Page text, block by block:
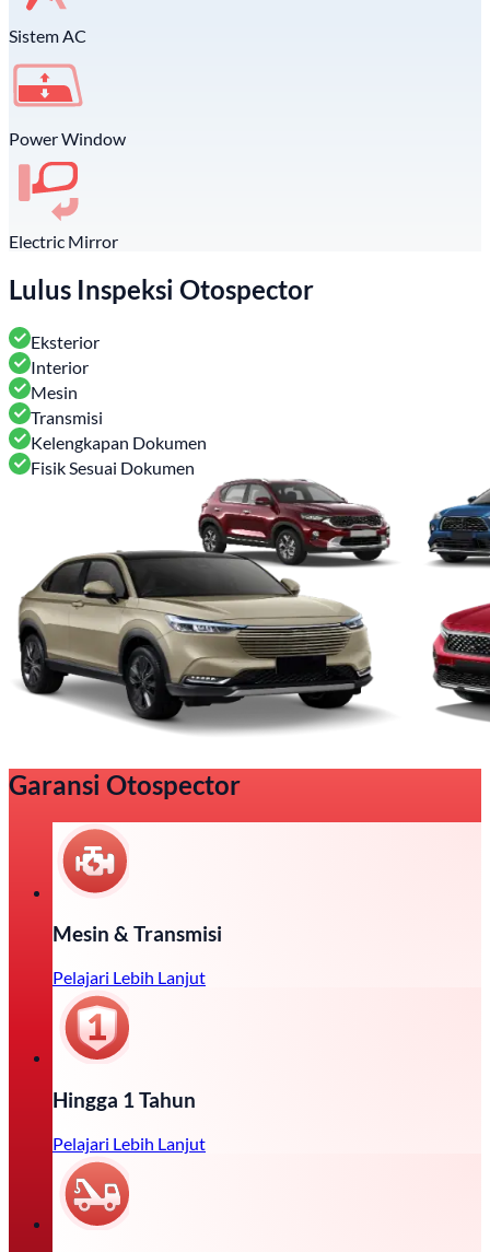
Sistem AC
Power Window
Electric Mirror
Lulus Inspeksi Otospector
Eksterior
Interior
Mesin
Transmisi
Kelengkapan Dokumen
Fisik Sesuai Dokumen
Garansi Otospector
Mesin & Transmisi
Pelajari Lebih Lanjut
Hingga 1 Tahun
Pelajari Lebih Lanjut